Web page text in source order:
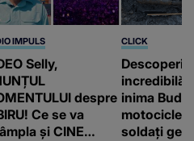
IMPULS
Selly,
despre
Ce se va
și CINE
CLICK
incredibilă
inima
soldați